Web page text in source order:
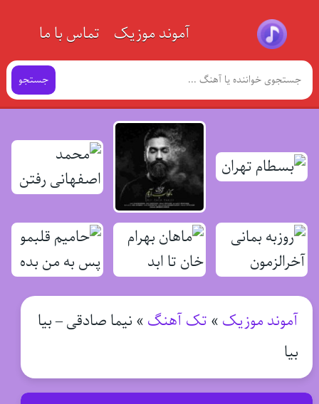
آموند موزیک تماس با ما
جستجو
آموند موزیک » تک آهنگ » نیما صادقی – بیا
بیا